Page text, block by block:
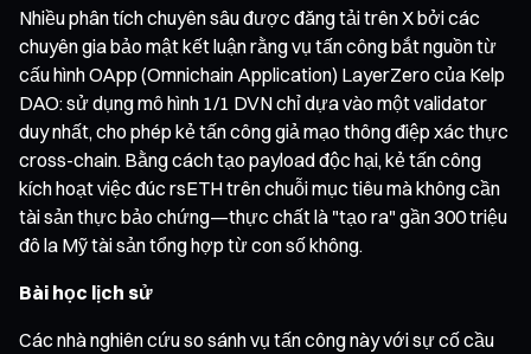
Nhiều phân tích chuyên sâu được đăng tải trên X bởi các
chuyên gia bảo mật kết luận rằng vụ tấn công bắt nguồn từ
cấu hình OApp (Omnichain Application) LayerZero của Kelp
DAO: sử dụng mô hình 1/1 DVN chỉ dựa vào một validator
duy nhất, cho phép kẻ tấn công giả mạo thông điệp xác thực
cross-chain. Bằng cách tạo payload độc hại, kẻ tấn công
kích hoạt việc đúc rsETH trên chuỗi mục tiêu mà không cần
tài sản thực bảo chứng—thực chất là "tạo ra" gần 300 triệu
đô la Mỹ tài sản tổng hợp từ con số không.
Bài học lịch sử
Các nhà nghiên cứu so sánh vụ tấn công này với sự cố cầu